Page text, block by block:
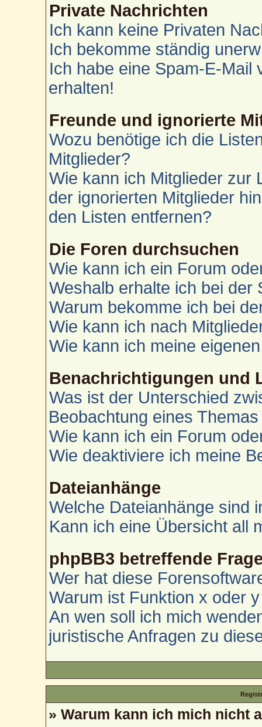
Private Nachrichten
Ich kann keine Privaten
Ich bekomme ständig
Ich habe eine Spam-E-Mail
erhalten!
Freunde und ignorierte
Wozu benötige ich die
Mitglieder?
Wie kann ich Mitglieder zur
der ignorierten Mitglieder
den Listen entfernen?
Die Foren durchsuchen
Wie kann ich ein Forum
Weshalb erhalte ich bei der
Warum bekomme ich bei
Wie kann ich nach
Wie kann ich meine
Benachrichtigungen und
Was ist der Unterschied
Beobachtung eines
Wie kann ich ein Forum
Wie deaktiviere ich meine
Dateianhänge
Welche Dateianhänge sind
Kann ich eine Übersicht all
phpBB3 betreffende
Wer hat diese
Warum ist Funktion x oder
An wen soll ich mich
juristische Anfragen zu
» Warum kann ich mich nicht